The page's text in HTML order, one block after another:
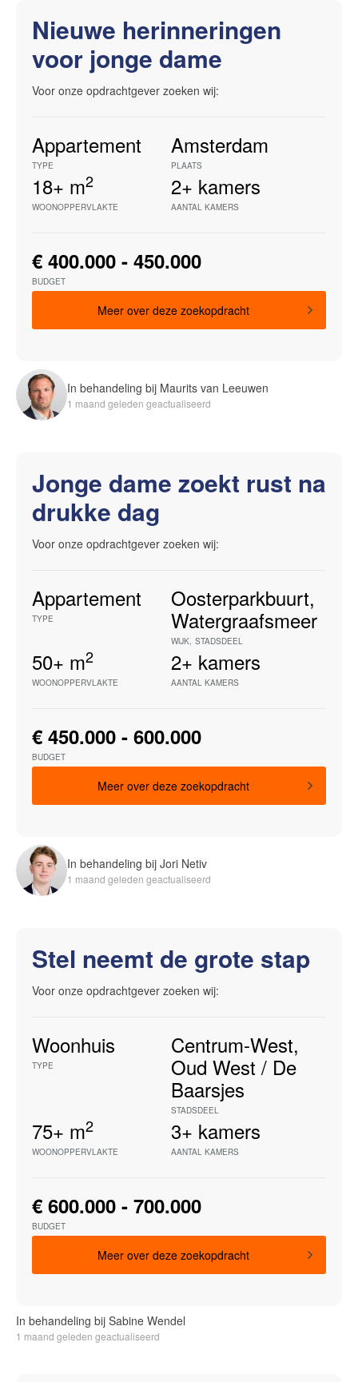
Nieuwe herinneringen
voor jonge dame
Voor onze opdrachtgever zoeken wij:
Appartement
TYPE
Amsterdam
PLAATS
18+ m2
WOONOPPERVLAKTE
2+ kamers
AANTAL KAMERS
€ 400.000 - 450.000
BUDGET
Meer over deze zoekopdracht
In behandeling bij Maurits van Leeuwen
1 maand geleden geactualiseerd
Jonge dame zoekt rust na
drukke dag
Voor onze opdrachtgever zoeken wij:
Appartement
TYPE
Oosterparkbuurt,
Watergraafsmeer
WIJK, STADSDEEL
50+ m2
WOONOPPERVLAKTE
2+ kamers
AANTAL KAMERS
€ 450.000 - 600.000
BUDGET
Meer over deze zoekopdracht
In behandeling bij Jori Netiv
1 maand geleden geactualiseerd
Stel neemt de grote stap
Voor onze opdrachtgever zoeken wij:
Woonhuis
TYPE
Centrum-West,
Oud West / De
Baarsjes
STADSDEEL
75+ m2
WOONOPPERVLAKTE
3+ kamers
AANTAL KAMERS
€ 600.000 - 700.000
BUDGET
Meer over deze zoekopdracht
In behandeling bij Sabine Wendel
1 maand geleden geactualiseerd